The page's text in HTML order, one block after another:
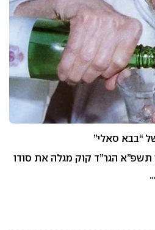
“בבא סאלי”
תשפ”א הגר”ד קוק מגלה את סודו